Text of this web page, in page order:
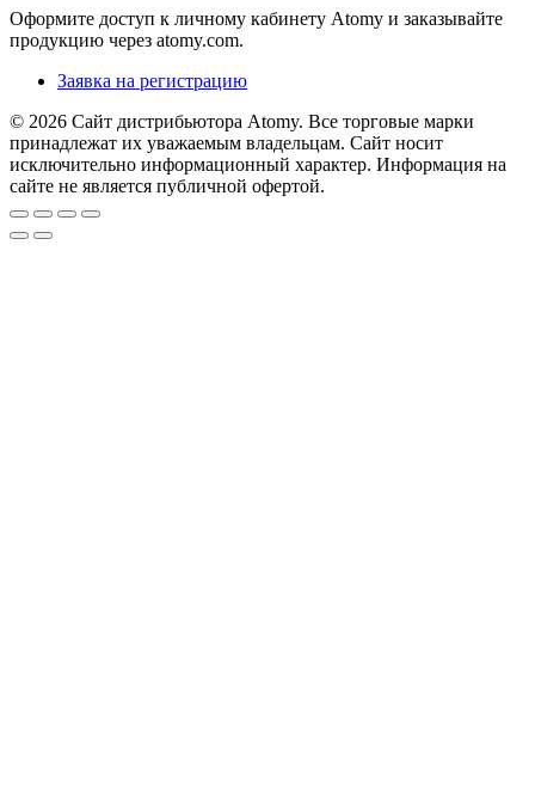
Оформите доступ к личному кабинету Atomy и заказывайте
продукцию через atomy.com.
Заявка на регистрацию
© 2026 Сайт дистрибьютора Atomy. Все торговые марки
принадлежат их уважаемым владельцам. Сайт носит
исключительно информационный характер. Информация на
сайте не является публичной офертой.